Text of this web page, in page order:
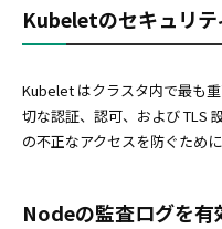
Kubeletのセキュリテ
Kubelet はクラスタ内で最も
切な認証、認可、および TLS
の不正なアクセスを防ぐため
Nodeの監査ログを有